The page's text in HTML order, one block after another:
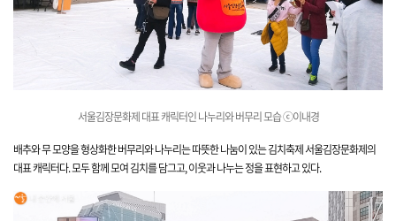
서울김장문화제대표 캐릭터인 나누리와 버무리 모습 ⓒ이내경
배추와 무 모양을 형상화한 버무리와 나누리는 따뜻한 나눔이 있는 김치축제 서울김장문화제의
대표 캐릭터다. 모두 함께 모여 김치를 담그고, 이웃과 나누는 정을 표현하고 있다.